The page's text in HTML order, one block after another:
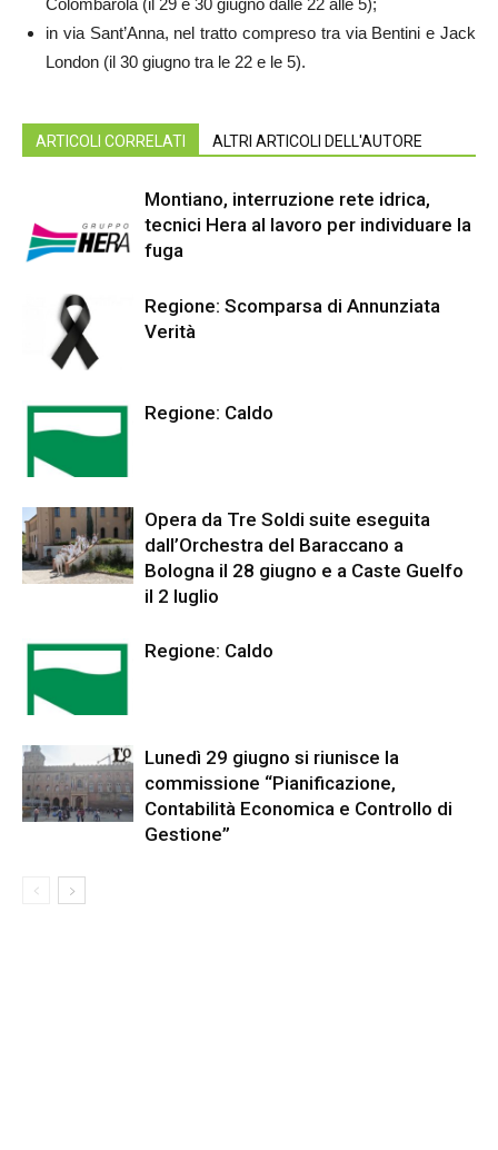
Colombarola (il 29 e 30 giugno dalle 22 alle 5);
in via Sant’Anna, nel tratto compreso tra via Bentini e Jack
London (il 30 giugno tra le 22 e le 5).
ARTICOLI CORRELATI ALTRI ARTICOLI DELL'AUTORE
Montiano, interruzione rete idrica,
tecnici Hera al lavoro per individuare la
fuga
Regione: Scomparsa di Annunziata
Verità
Regione: Caldo
Opera da Tre Soldi suite eseguita
dall’Orchestra del Baraccano a
Bologna il 28 giugno e a Caste Guelfo
il 2 luglio
Regione: Caldo
Lunedì 29 giugno si riunisce la
commissione “Pianificazione,
Contabilità Economica e Controllo di
Gestione”